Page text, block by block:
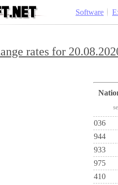
Software
rates for
036
944
933
975
410